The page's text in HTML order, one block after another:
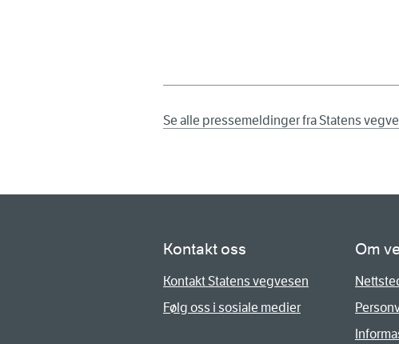
Se alle pressemeldinger fra Statens
Kontakt oss
Kontakt Statens vegvesen
Følg oss i sosiale medier
Om